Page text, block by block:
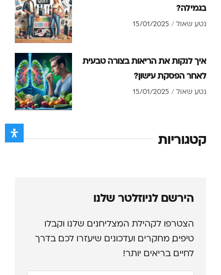
בגמילה?
נטע שאול
איך לנקות את הריאות בצורה טבעית
לאחר הפסקת עישון?
נטע שאול
קטגוריות
הירשם לניוזלטר שלנו
הצטרפו לקהילת המצליחנים שלנו וקבלו
טיפים, מחקרים ועדכונים שיעזרו לכם בדרך
לחיים בריאים יותר!